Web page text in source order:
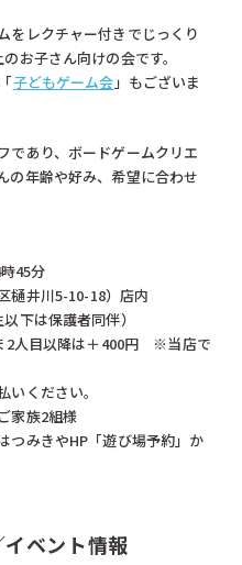
をレクチャー付きでじっくり
お子さん向けの会です。
子どもゲーム会 」もございま
であり、ボードゲームクリエ
の年齢や好み、希望に合わせ
45分
樋井川5-10-18）店内
下は保護者同伴）
2人目以降は＋400円 ※当店で
ください。
家族2組様
つみきやHP「遊び場予約」か
ベント情報